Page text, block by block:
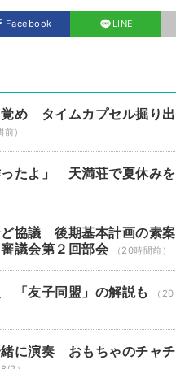
Facebook LINE
め タイムカプセル掘り出
前）
ったよ」 天満荘で夏休みを
協議 後期基本計画の素案
会第２回部会
（20時間前）
「友子同盟」の解説も
（20
に演奏 おもちゃのチャチ